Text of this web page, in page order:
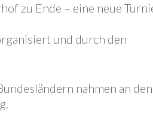
zu Ende – eine neue
und durch den
nahmen an